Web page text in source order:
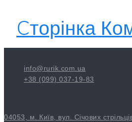
Cторінка
info@rurik.com.ua
+38 (099) 037-19-83
04053, м. Київ, вул. Січових